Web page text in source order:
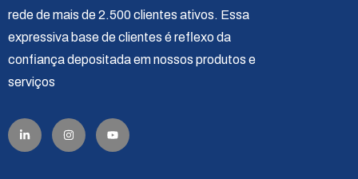
rede de mais de 2.500 clientes ativos. Essa
expressiva base de clientes é reflexo da
confiança depositada em nossos produtos e
serviços